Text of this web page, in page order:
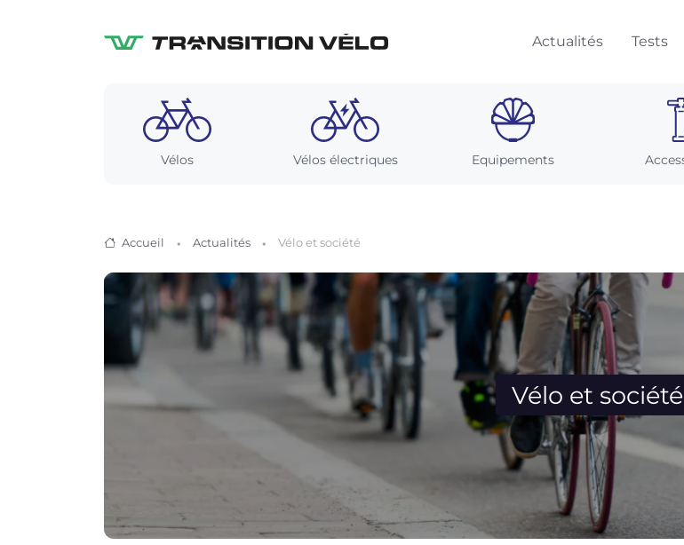
Actualités Tests
Vélos Vélos électriques Equipements
Accueil Actualités Vélo et société
Vélo et société